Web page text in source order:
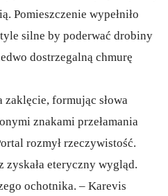
Pomieszczenie wypełniło
silne by poderwać drobiny
dostrzegalną chmurę
zaklęcie, formując słowa
znakami przełamania
rozmył rzeczywistość.
zyskała eteryczny wygląd.
ochotnika. – Karevis